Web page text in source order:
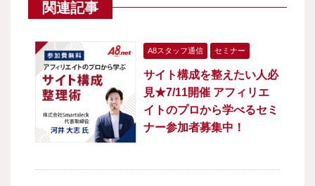
関連記事
A8スタッフ通信 セミナー
サイト構成を整えたい人必
見★7/11開催 アフィリエ
イトのプロから学べるセミ
ナー参加者募集中！